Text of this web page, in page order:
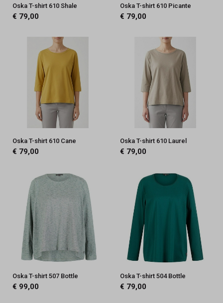
Oska T-shirt 610 Shale
€ 79,00
Oska T-shirt 610 Picante
€ 79,00
Oska T-shirt 610 Cane
€ 79,00
Oska T-shirt 610 Laurel
€ 79,00
Oska T-shirt 507 Bottle
€ 99,00
Oska T-shirt 504 Bottle
€ 79,00